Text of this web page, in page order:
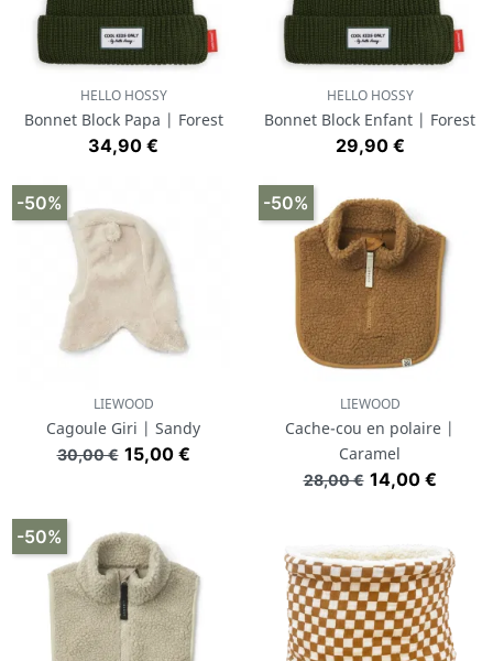
HELLO HOSSY
Bonnet Block Papa | Forest
Prix
34,90 €
HELLO HOSSY
Bonnet Block Enfant | Forest
Prix
29,90 €
LIEWOOD
Cagoule Giri | Sandy
Prix de base
30,00 € Prix
15,00 €
-50%
LIEWOOD
Cache-cou en polaire |
Caramel
Prix de base
28,00 € Prix
14,00 €
-50%
-50%